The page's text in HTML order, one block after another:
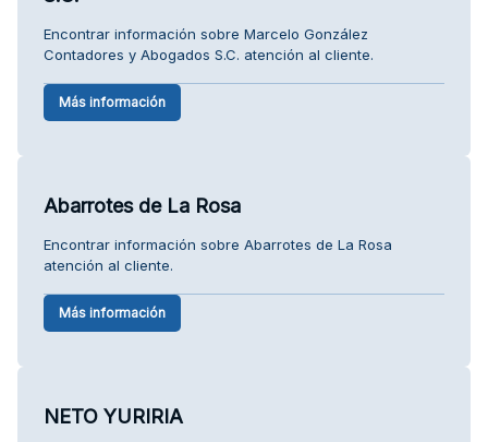
Encontrar información sobre Marcelo González
Contadores y Abogados S.C. atención al cliente.
Más información
Abarrotes de La Rosa
Encontrar información sobre Abarrotes de La Rosa
atención al cliente.
Más información
NETO YURIRIA